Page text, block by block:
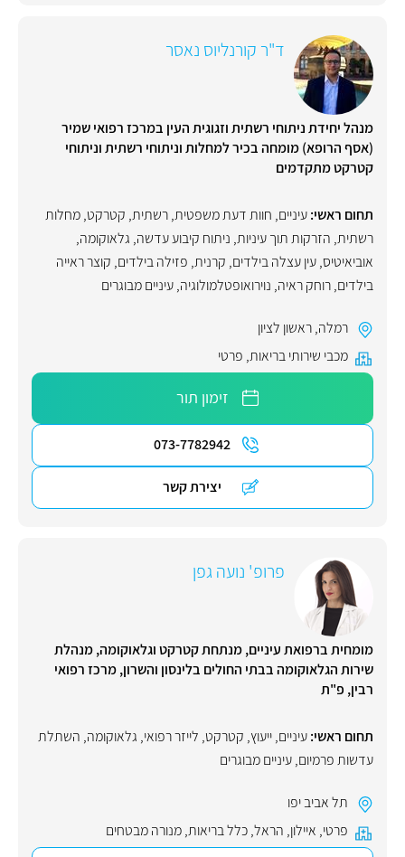
ד"ר קורנליוס נאסר
מנהל יחידת ניתוחי רשתית וזגוגית העין במרכז רפואי שמיר
(אסף הרופא) מומחה בכיר למחלות וניתוחי רשתית וניתוחי
קטרקט מתקדמים
תחום ראשי:עיניים, חוות דעת משפטית,רשתית, קטרקט,מחלות
רשתית, הזרקות תוך עיניות, ניתוח קיבוע עדשה, גלאוקומה,
אוביאיטיס,עין עצלה בילדים, קרנית, פזילה בילדים, קוצר ראייה
בילדים,רוחק ראיה, נוירואופטלמולוגיה,עיניים מבוגרים
רמלה,ראשון לציון
מכבי שירותי בריאות, פרטי
זימון תור
073-7782942
יצירת קשר
פרופ' נועה גפן
מומחית ברפואת עיניים, מנתחת קטרקט וגלאוקומה, מנהלת
שירות הגלאוקומה בבתי החולים בלינסון והשרון, מרכז רפואי
רבין, פ"ת
תחום ראשי:עיניים,ייעוץ, קטרקט, לייזר רפואי, גלאוקומה, השתלת
עדשות פרמיום,עיניים מבוגרים
תל אביב יפו
פרטי, איילון, הראל,כלל בריאות,מנורה מבטחים